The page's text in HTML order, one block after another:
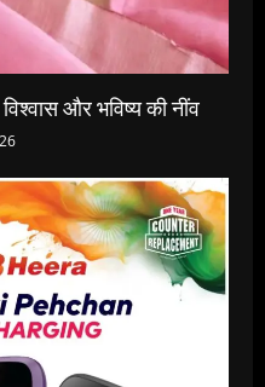
और भविष्य की नींव